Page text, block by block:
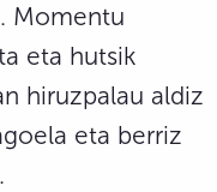
Momentu
eta hutsik
hiruzpalau aldiz
eta berriz